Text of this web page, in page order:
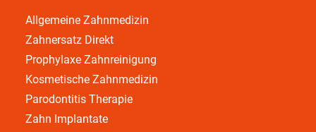
Allgemeine Zahnmedizin
Zahnersatz Direkt
Prophylaxe Zahnreinigung
Kosmetische Zahnmedizin
Parodontitis Therapie
Zahn Implantate